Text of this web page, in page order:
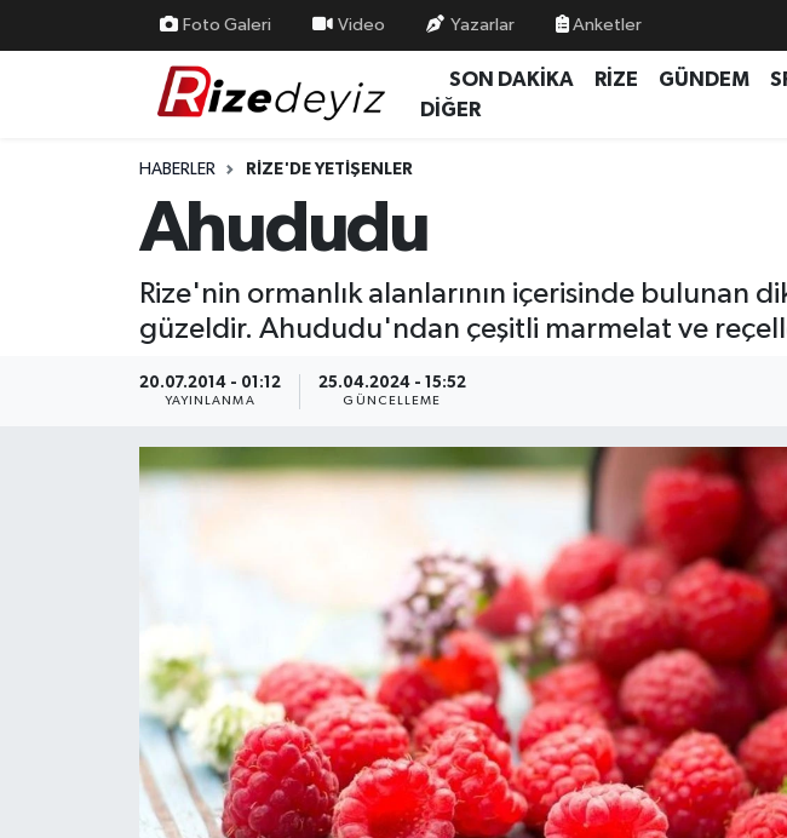
Foto Galeri Video Yazarlar Anketler
SON DAKİKA RİZE GÜNDEM
DİĞER
HABERLER RIZE'DE YETIŞENLER
Ahududu
Rize'nin ormanlık alanlarının içerisinde bulunan
güzeldir. Ahududu'ndan çeşitli marmelat ve
20.07.2014 - 01:12
YAYINLANMA
25.04.2024 - 15:52
GÜNCELLEME
Yurttan Haberler
Teknoloji
Rize Nöbetçi Eczaneler
Rize Trafik Yoğunluk Haritası
Tüm Manşetler
Son Dakika Haberleri
Haber Arşivi